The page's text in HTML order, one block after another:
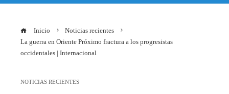
Inicio
Noticias recientes
La guerra en Oriente Próximo fractura a los progresistas
occidentales | Internacional
NOTICIAS RECIENTES